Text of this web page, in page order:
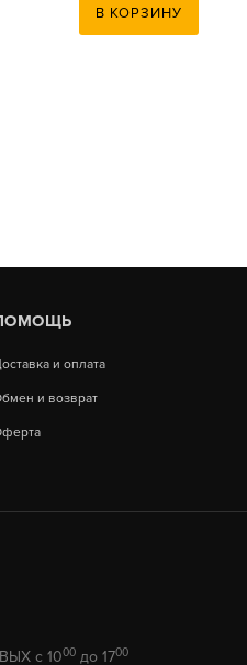
В КОРЗИНУ
и оплата
и возврат
с 1000 до 1700